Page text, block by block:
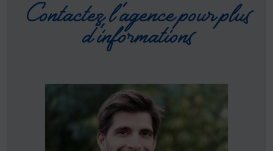
Contactez l'agence pour plus
d'informations